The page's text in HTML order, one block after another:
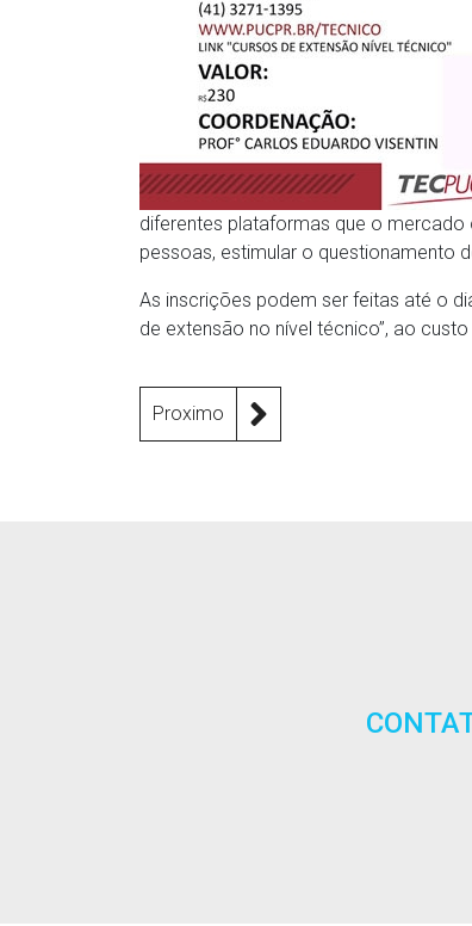
diferentes plataformas que o mercado
pessoas, estimular o questionamento
As inscrições podem ser feitas até o
de extensão no nível técnico”, ao
Proximo